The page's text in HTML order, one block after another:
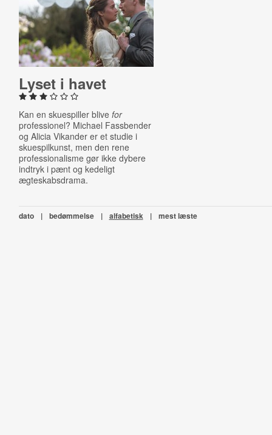
Lyset i havet
Kan en skuespiller blive for
professionel? Michael Fassbender
og Alicia Vikander er et studie i
skuespilkunst, men den rene
professionalisme gør ikke dybere
indtryk i pænt og kedeligt
ægteskabsdrama.
dato | bedømmelse | alfabetisk | mest læste